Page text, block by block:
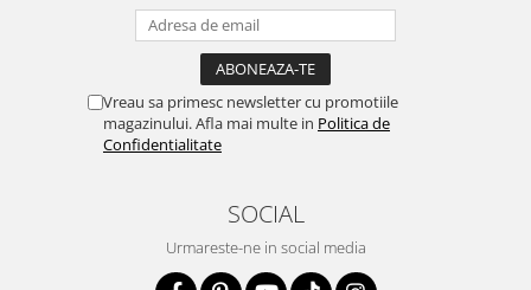
Vreau sa primesc newsletter cu promotiile
magazinului. Afla mai multe in Politica de
Confidentialitate
SOCIAL
Urmareste-ne in social media